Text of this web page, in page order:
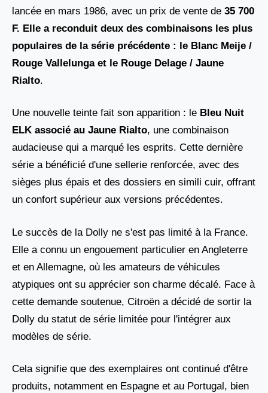
lancée en mars 1986, avec un prix de vente de 35 700
F. Elle a reconduit deux des combinaisons les plus
populaires de la série précédente : le Blanc Meije /
Rouge Vallelungaet le Rouge Delage / Jaune
Rialto.
Une nouvelle teinte fait son apparition : le Bleu Nuit
ELK associé au Jaune Rialto, une combinaison
audacieuse qui a marqué les esprits. Cette dernière
série a bénéficié d'une sellerie renforcée, avec des
sièges plus épais et des dossiers en simili cuir, offrant
un confort supérieur aux versions précédentes.
Le succès de la Dolly ne s'est pas limité à la France.
Elle a connu un engouement particulier en Angleterre
et en Allemagne, où les amateurs de véhicules
atypiques ont su apprécier son charme décalé. Face à
cette demande soutenue, Citroën a décidé de sortir la
Dolly du statut de série limitée pour l'intégrer aux
modèles de série.
Cela signifie que des exemplaires ont continué d'être
produits, notamment en Espagne et au Portugal, bien